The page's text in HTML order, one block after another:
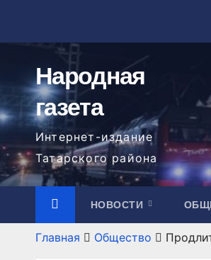
содержимому
Народная
газета
Интернет-издание
Татарского района
НОВОСТИ
Главная Общество